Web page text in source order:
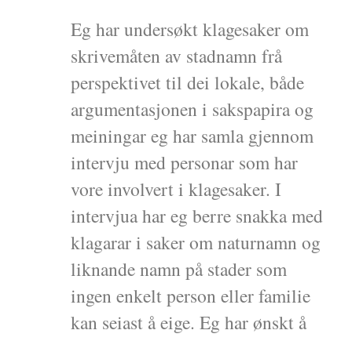
Eg har undersøkt klagesaker om
skrivemåten av stadnamn frå
perspektivet til dei lokale, både
argumentasjonen i sakspapira og
meiningar eg har samla gjennom
intervju med personar som har
vore involvert i klagesaker. I
intervjua har eg berre snakka med
klagarar i saker om naturnamn og
liknande namn på stader som
ingen enkelt person eller familie
kan seiast å eige. Eg har ønskt å